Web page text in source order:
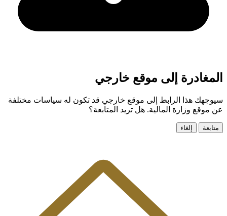
المغادرة إلى موقع خارجي
سيوجهك هذا الرابط إلى موقع خارجي قد تكون له سياسات مختلفة
عن موقع وزارة المالية. هل تريد المتابعة؟
متابعة إلغاء